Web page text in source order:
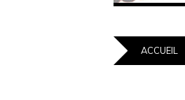
ACCUEIL